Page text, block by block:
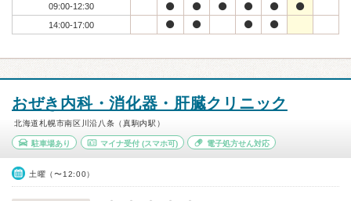
09:00-12:30
14:00-17:00
おぜき内科・消化器・肝臓クリニック
北海道札幌市南区川沿八条（真駒内駅）
駐車場あり マイナ受付(スマホ可) 電子処方せん対応
土曜（〜12:00）